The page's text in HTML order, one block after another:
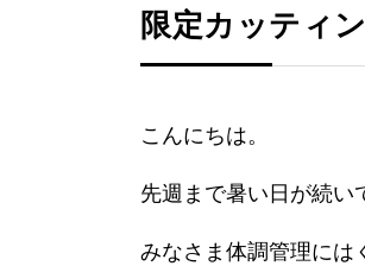
限定カッティ
こんにちは。
先週まで暑い日が続い
みなさま体調管理には